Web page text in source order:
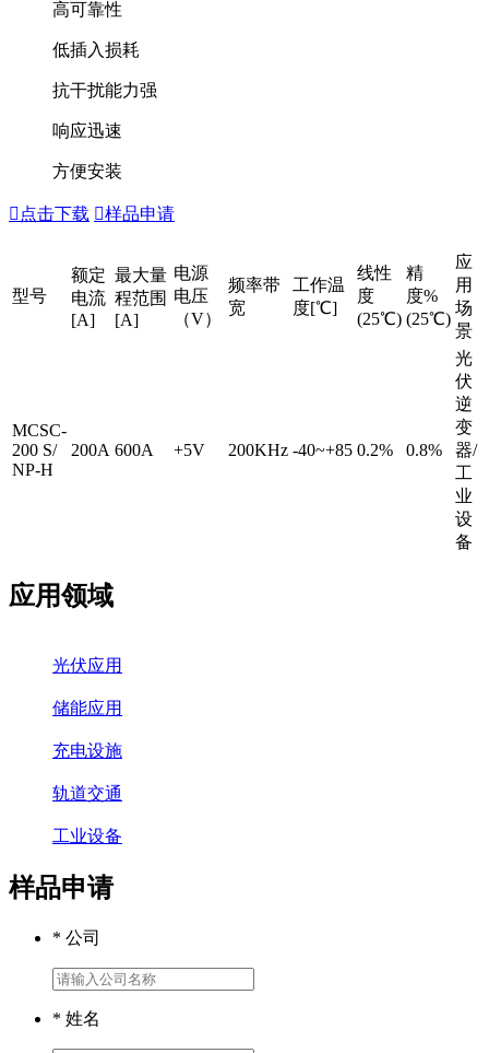
高可靠性
低插入损耗
抗干扰能力强
响应迅速
方便安装
 点击下载 样品申请
型号
额定
电流
[A]
最大量
程范围
[A]
电源
电压
（V）
频率带
宽
工作温
度[℃]
线性
度
(25℃)
精
度%
(25℃)
应
用
场
景
MCSC-
200 S/
NP-H
200A 600A +5V 200KHz -40~+85 0.2% 0.8%
光
伏
逆
变
器/
工
业
设
备
应用领域
光伏应用
储能应用
充电设施
轨道交通
工业设备
样品申请
* 公司
* 姓名